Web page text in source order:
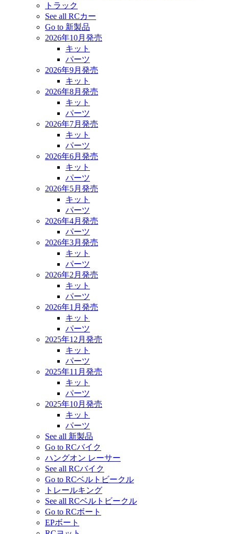
トラック
See all RCカー
Go to 新製品
2026年10月発売
キット
パーツ
2026年9月発売
キット
2026年8月発売
キット
パーツ
2026年7月発売
キット
パーツ
2026年6月発売
キット
パーツ
2026年5月発売
キット
パーツ
2026年4月発売
パーツ
2026年3月発売
キット
パーツ
2026年2月発売
キット
パーツ
2026年1月発売
キット
パーツ
2025年12月発売
キット
パーツ
2025年11月発売
キット
パーツ
2025年10月発売
キット
パーツ
See all 新製品
Go to RCバイク
ハングオン レーサー
See all RCバイク
Go to RCベルトビークル
トレールキング
See all RCベルトビークル
Go to RCボート
EPボート